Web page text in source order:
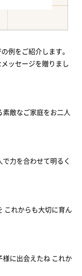
例をご紹介します。
ッセージを贈りまし
敵なご家庭をお二人
力を合わせて明るく
これからも大切に育ん
に出会えたね これか